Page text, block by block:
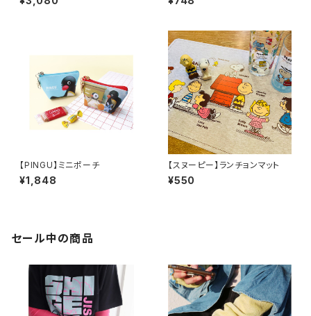
【PINGU】ミニポーチ
¥1,848
【スヌーピー】ランチョンマット
¥550
セール中の商品